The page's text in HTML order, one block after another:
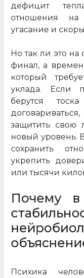
дефицит
отношения на
угасание и
Но так ли это
финал, а
который
уклада. Если
берутся
защитить свою
новый уровень.
сохранить
укрепить
или тысячи
Почему в
Психика